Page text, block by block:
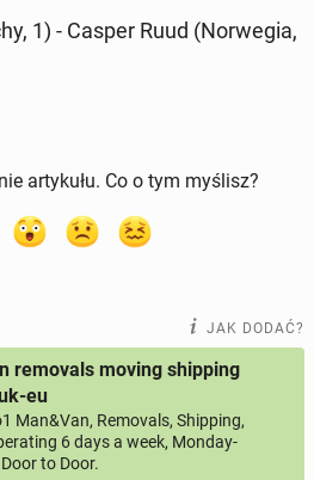
1) - Casper Ruud (Nor­we­gia,
artykułu. Co o tym myślisz?
JAK DODAĆ?
removals moving shipping
eu
Man&Van, Removals, Shipping,
6 days a week, Monday-
to Door.